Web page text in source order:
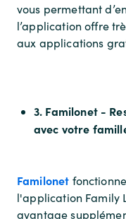
vous permettant
l’application offre
aux applications
3. Familonet -
avec votre
Familonet
l'application Family
avantage